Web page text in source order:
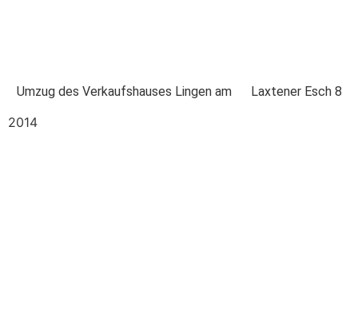
Umzug des Verkaufshauses Lingen am Laxtener Esch 8
2014